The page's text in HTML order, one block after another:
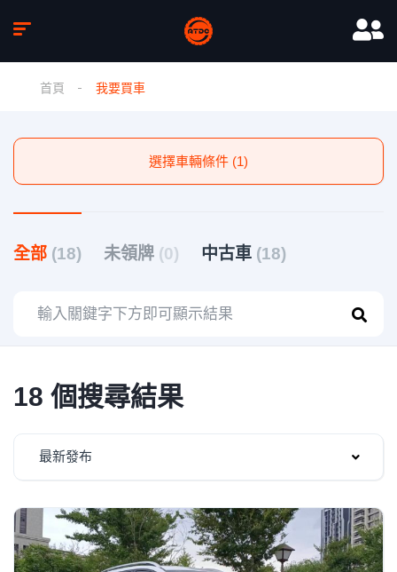
首頁 我要買車
選擇車輛條件 (1)
全部 (18) 未領牌 (0) 中古車 (18)
18 個搜尋結果
最新發布